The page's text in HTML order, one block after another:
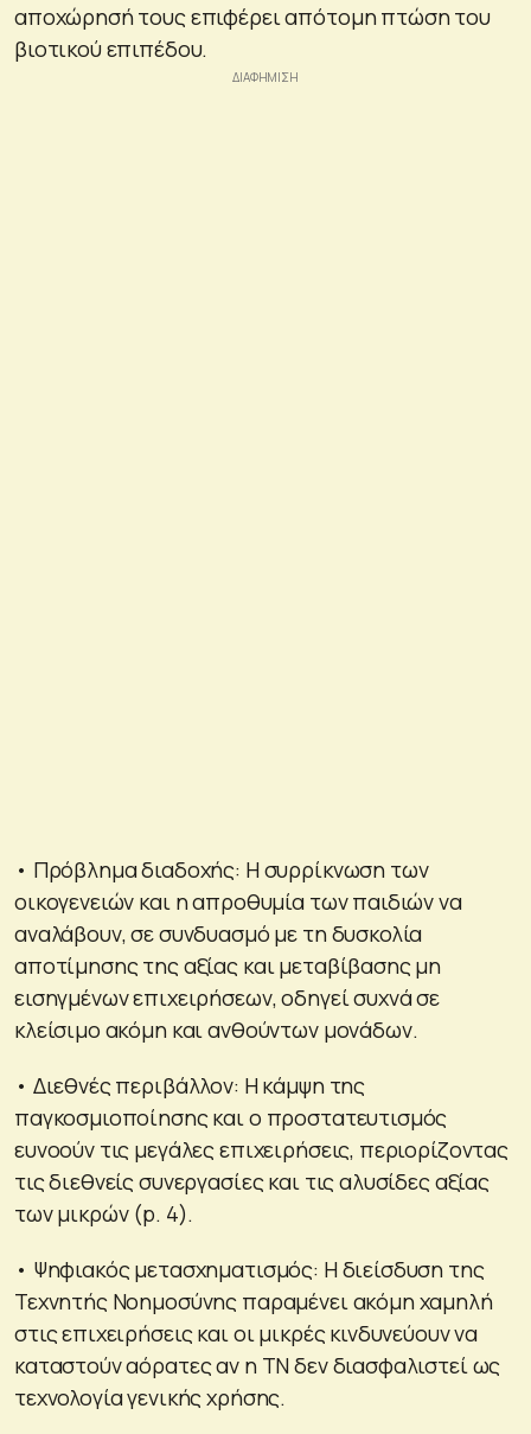
αποχώρησή τους επιφέρει απότομη πτώση του
βιοτικού επιπέδου.
• Πρόβλημα διαδοχής: Η συρρίκνωση των
οικογενειών και η απροθυμία των παιδιών να
αναλάβουν, σε συνδυασμό με τη δυσκολία
αποτίμησης της αξίας και μεταβίβασης μη
εισηγμένων επιχειρήσεων, οδηγεί συχνά σε
κλείσιμο ακόμη και ανθούντων μονάδων.
• Διεθνές περιβάλλον: Η κάμψη της
παγκοσμιοποίησης και ο προστατευτισμός
ευνοούν τις μεγάλες επιχειρήσεις, περιορίζοντας
τις διεθνείς συνεργασίες και τις αλυσίδες αξίας
των μικρών (p. 4).
• Ψηφιακός μετασχηματισμός: Η διείσδυση της
Τεχνητής Νοημοσύνης παραμένει ακόμη χαμηλή
στις επιχειρήσεις και οι μικρές κινδυνεύουν να
καταστούν αόρατες αν η ΤΝ δεν διασφαλιστεί ως
τεχνολογία γενικής χρήσης.